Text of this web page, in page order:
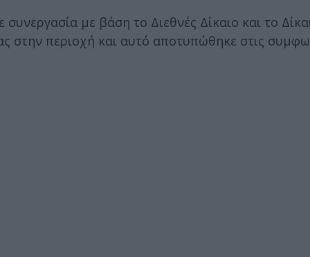
με βάση το Διεθνές Δίκαιο και το
στην περιοχή και αυτό αποτυπώθηκε στις